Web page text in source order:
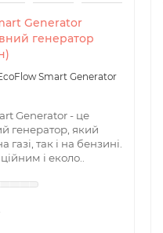
Generator
генератор
Smart Generator
Generator - це
генератор, який
так і на бензині.
і еколо..
за рухомими
RoIP зв'язку
охорони об`єктів та
система
нам за
на розвиток проекту